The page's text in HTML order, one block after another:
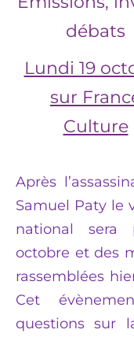
débats
Lundi 19
sur
Culture
Après
Samuel Paty le
national sera
octobre et des
rassemblées
Cet
questions sur